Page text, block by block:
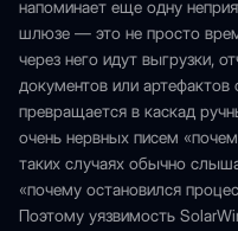
напоминает еще одну
шлюзе — это не просто
через него идут выгрузки,
документов или
превращается в каскад
очень нервных писем
таких случаях обычно
«почему остановился
Поэтому уязвимость